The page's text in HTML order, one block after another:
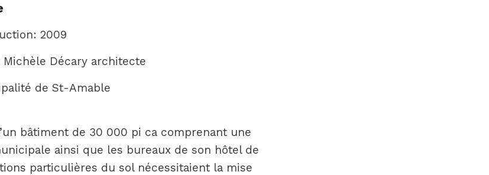
2009
Michèle Décary architecte
de St-Amable
bâtiment de 30 000 pi ca comprenant une
ainsi que les bureaux de son hôtel de
particulières du sol nécessitaient la mise